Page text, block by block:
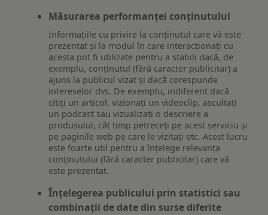
Măsurarea performanței conținutului
Informațiile cu privire la conținutul care vă este
prezentat și la modul în care interacționați cu
acesta pot fi utilizate pentru a stabili dacă, de
exemplu, conținutul (fără caracter publicitar) a
ajuns la publicul vizat și dacă corespunde
intereselor dvs. De exemplu, indiferent dacă
citiți un articol, vizionați un videoclip, ascultați
un podcast sau vizualizați o descriere a
produsului, cât timp petreceți pe acest serviciu și
pe paginile web pe care le vizitați etc. Acest lucru
este foarte util pentru a înțelege relevanța
conținutului (fără caracter publicitar) care vă
este prezentat.
Înțelegerea publicului prin statistici sau
combinații de date din surse diferite